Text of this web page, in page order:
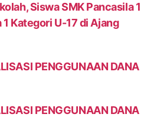
Siswa SMK Pancasila 1
Kategori U-17 di Ajang
PENGGUNAAN DANA
PENGGUNAAN DANA